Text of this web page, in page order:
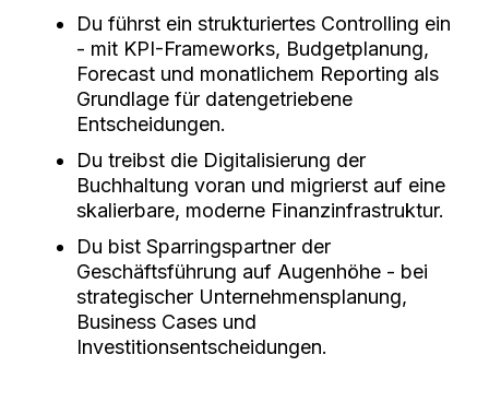
Du führst ein strukturiertes Controlling ein
- mit KPI-Frameworks, Budgetplanung,
Forecast und monatlichem Reporting als
Grundlage für datengetriebene
Entscheidungen.
Du treibst die Digitalisierung der
Buchhaltung voran und migrierst auf eine
skalierbare, moderne Finanzinfrastruktur.
Du bist Sparringspartner der
Geschäftsführung auf Augenhöhe - bei
strategischer Unternehmensplanung,
Business Cases und
Investitionsentscheidungen.